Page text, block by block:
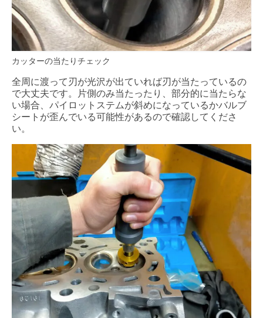
カッターの当たりチェック
全周に渡って刃が光沢が出ていれば刃が当たっているの
で大丈夫です。片側のみ当たったり、部分的に当たらな
い場合、パイロットステムが斜めになっているかバルブ
シートが歪んでいる可能性があるので確認してくださ
い。